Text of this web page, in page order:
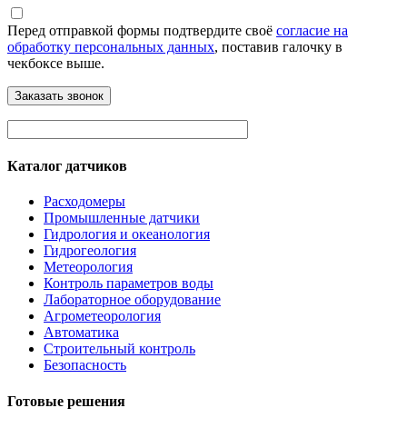
Перед отправкой формы подтвердите своё согласие на
обработку персональных данных, поставив галочку в
чекбоксе выше.
Каталог датчиков
Расходомеры
Промышленные датчики
Гидрология и океанология
Гидрогеология
Метеорология
Контроль параметров воды
Лабораторное оборудование
Агрометеорология
Автоматика
Строительный контроль
Безопасность
Готовые решения